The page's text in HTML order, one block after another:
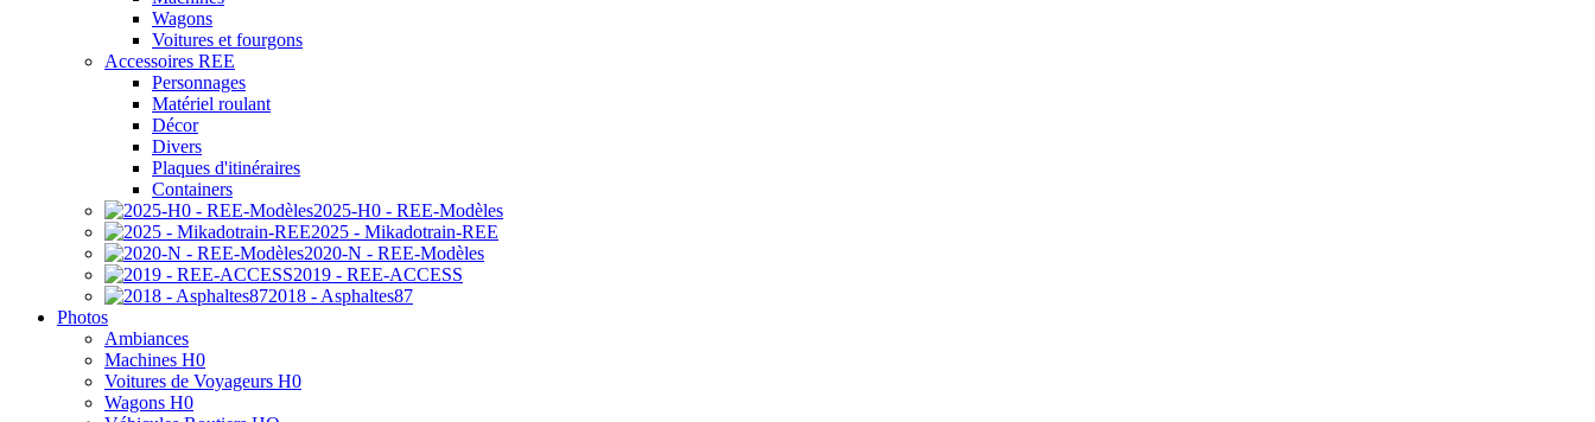
Wagons
Voitures et fourgons
Accessoires REE
Personnages
Matériel roulant
Décor
Divers
Plaques d'itinéraires
Containers
2025-H0 - REE-Modèles
2025 - Mikadotrain-REE
2020-N - REE-Modèles
2019 - REE-ACCESS
2018 - Asphaltes87
Photos
Ambiances
Machines H0
Voitures de Voyageurs H0
Wagons H0